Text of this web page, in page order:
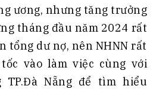
ương, nhưng tăng trưởng
tháng đầu năm 2024 rất
tổng dư nợ, nên NHNN rất
vào làm việc cùng với
TP.Đà Nẵng để tìm hiểu